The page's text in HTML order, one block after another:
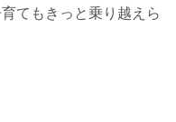
てもきっと乗り越えら